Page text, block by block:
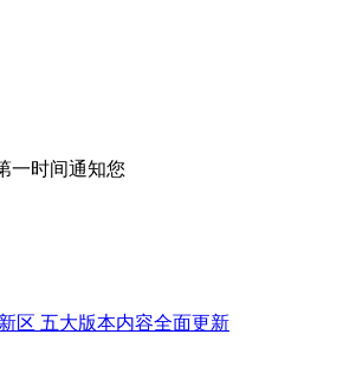
一时间通知您
区 五大版本内容全面更新